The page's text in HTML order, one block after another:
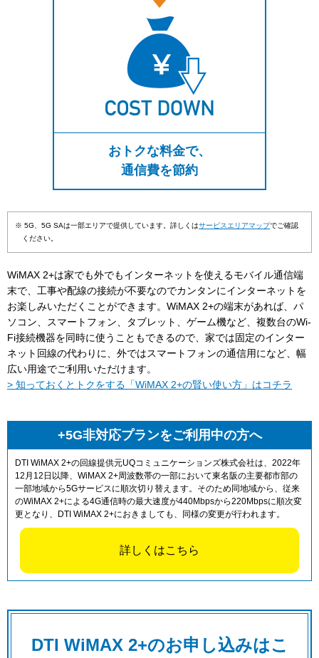
おトクな料金で、
通信費を節約
※ 5G、5G SAは一部エリアで提供しています。詳しくはサービスエリアマップでご確認
ください。
WiMAX 2+は家でも外でもインターネットを使えるモバイル通信端
末で、工事や配線の接続が不要なのでカンタンにインターネットを
お楽しみいただくことができます。WiMAX 2+の端末があれば、パ
ソコン、スマートフォン、タブレット、ゲーム機など、複数台のWi-
Fi接続機器を同時に使うこともできるので、家では固定のインター
ネット回線の代わりに、外ではスマートフォンの通信用になど、幅
広い用途でご利用いただけます。
> 知っておくとトクをする「WiMAX 2+の賢い使い方」はコチラ
+5G非対応プランをご利用中の方へ
DTI WiMAX 2+の回線提供元UQコミュニケーションズ株式会社は、2022年
12月12日以降、WiMAX 2+周波数帯の一部において東名阪の主要都市部の
一部地域から5Gサービスに順次切り替えます。そのため同地域から、従来
のWiMAX 2+による4G通信時の最大速度が440Mbpsから220Mbpsに順次変
更となり、DTI WiMAX 2+におきましても、同様の変更が行われます。
詳しくはこちら
DTI WiMAX 2+のお申し込みはこ